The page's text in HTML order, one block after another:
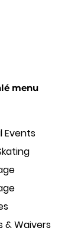
menu
Events
& Waivers